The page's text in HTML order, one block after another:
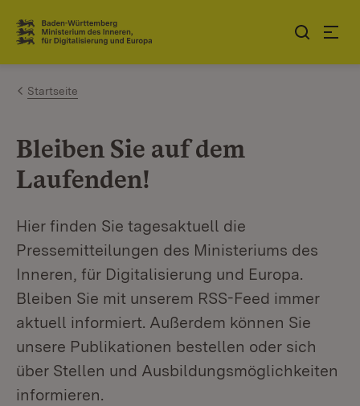
Zum Inhalt springen
Link zur Startseite
Startseite
Bleiben Sie auf dem
Laufenden!
Hier finden Sie tagesaktuell die
Pressemitteilungen des Ministeriums des
Inneren, für Digitalisierung und Europa.
Bleiben Sie mit unserem RSS-Feed immer
aktuell informiert. Außerdem können Sie
unsere Publikationen bestellen oder sich
über Stellen und Ausbildungsmöglichkeiten
informieren.